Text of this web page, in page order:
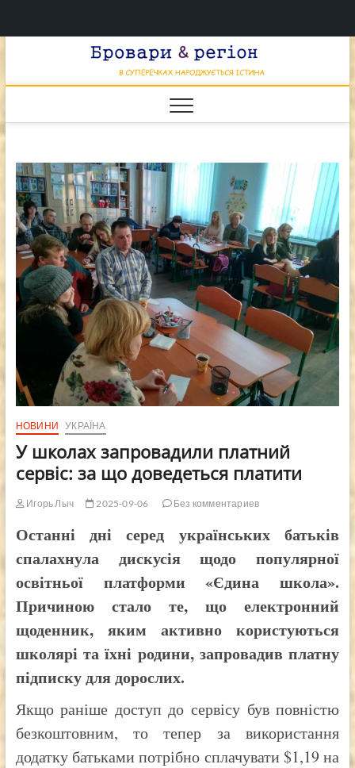
&
НАРОДЖУЄТЬСЯ
НОВИНИ УКРАЇНА
У школах запровадили платний
сервіс: за що доведеться платити
Игорь Лыч 2025-09-06 Без комментариев
Останні дні серед українських батьків
спалахнула дискусія щодо популярної
освітньої платформи «Єдина школа».
Причиною стало те, що електронний
щоденник, яким активно користуються
школярі та їхні родини, запровадив платну
підписку для дорослих.
Якщо раніше доступ до сервісу був повністю
безкоштовним, то тепер за використання
додатку батьками потрібно сплачувати $1,19 на